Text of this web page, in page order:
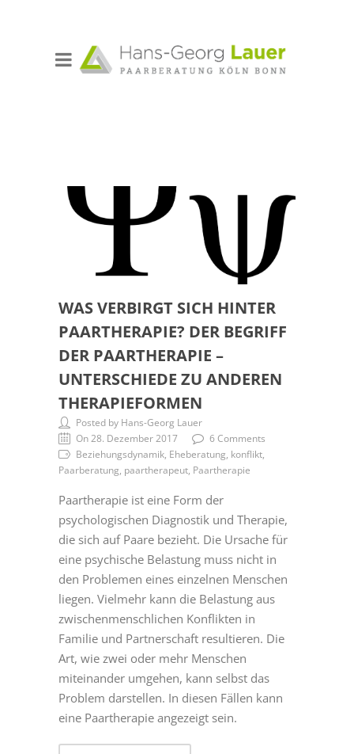
WAS VERBIRGT SICH HINTER
PAARTHERAPIE? DER BEGRIFF
DER PAARTHERAPIE –
UNTERSCHIEDE ZU ANDEREN
THERAPIEFORMEN
Posted by Hans-Georg Lauer
On 28. Dezember 2017
6 Comments
Beziehungsdynamik, Eheberatung, konflikt,
Paarberatung, paartherapeut, Paartherapie
Paartherapie ist eine Form der
psychologischen Diagnostik und Therapie,
die sich auf Paare bezieht. Die Ursache für
eine psychische Belastung muss nicht in
den Problemen eines einzelnen Menschen
liegen. Vielmehr kann die Belastung aus
zwischenmenschlichen Konflikten in
Familie und Partnerschaft resultieren. Die
Art, wie zwei oder mehr Menschen
miteinander umgehen, kann selbst das
Problem darstellen. In diesen Fällen kann
eine Paartherapie angezeigt sein.